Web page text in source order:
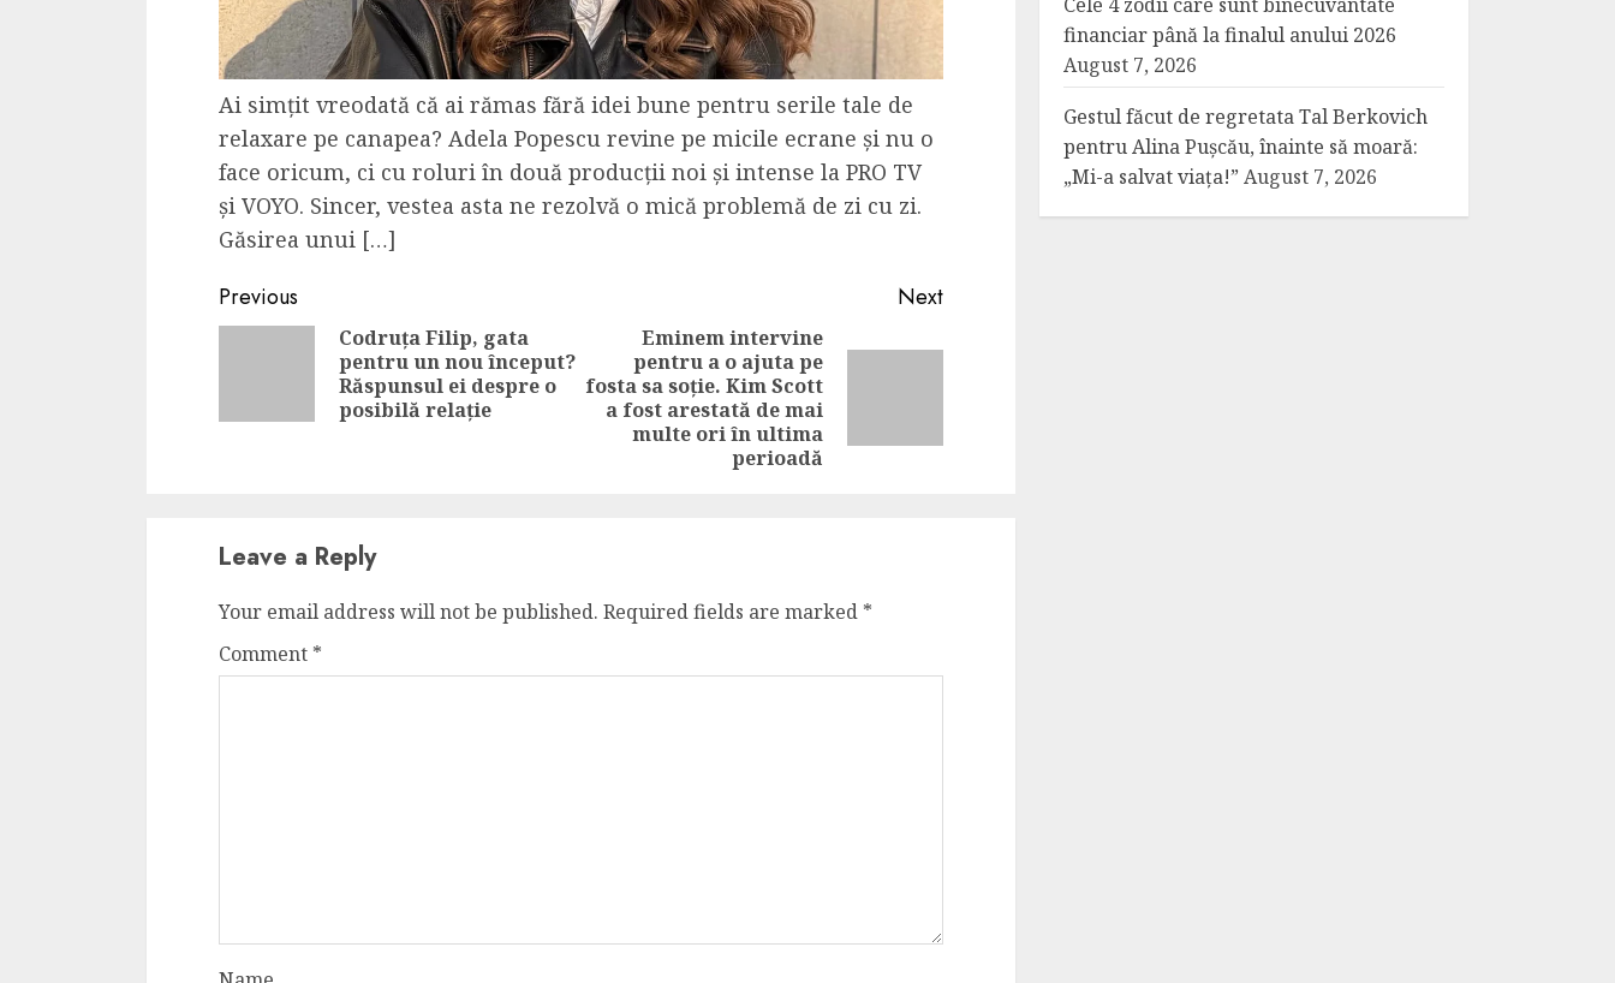
Ai simțit vreodată că ai rămas fără idei bune pentru serile tale de
relaxare pe canapea? Adela Popescu revine pe micile ecrane și nu o
face oricum, ci cu roluri în două producții noi și intense la PRO TV
și VOYO. Sincer, vestea asta ne rezolvă o mică problemă de zi cu zi.
Găsirea unui […]
Continue
Reading
Previous
Previous
post:
Codruța Filip, gata
pentru un nou început?
Răspunsul ei despre o
posibilă relație
Next
Next
post:
Eminem intervine
pentru a o ajuta pe
fosta sa soție. Kim Scott
a fost arestată de mai
multe ori în ultima
perioadă
Leave a Reply
Your email address will not be published. Required fields are marked *
Comment *
financiar până la finalul anului 2026
August 7, 2026
Gestul făcut de regretata Tal Berkovich
pentru Alina Pușcău, înainte să moară:
„Mi-a salvat viața!” August 7, 2026